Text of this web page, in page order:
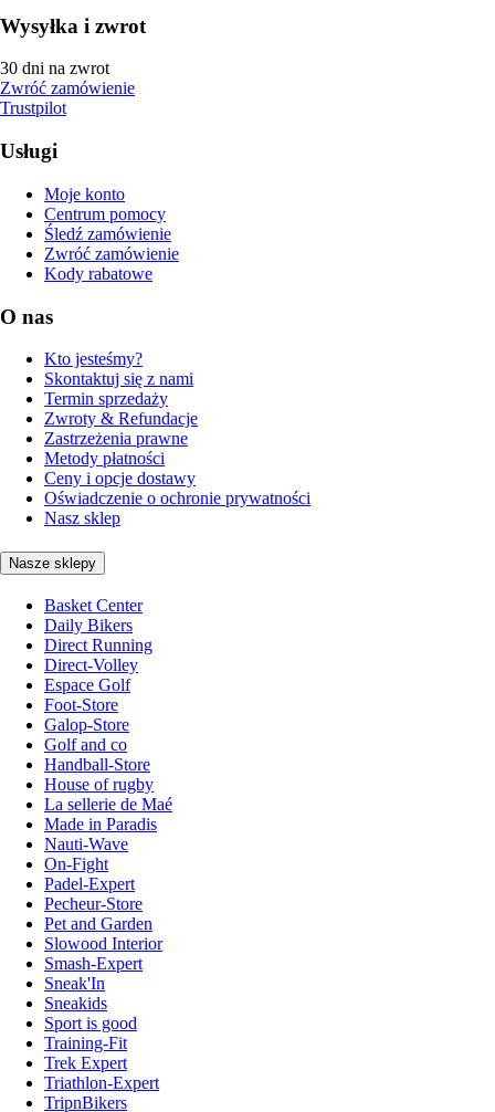
Wysyłka i zwrot
30 dni na zwrot
Zwróć zamówienie
Trustpilot
Usługi
Moje konto
Centrum pomocy
Śledź zamówienie
Zwróć zamówienie
Kody rabatowe
O nas
Kto jesteśmy?
Skontaktuj się z nami
Termin sprzedaży
Zwroty & Refundacje
Zastrzeżenia prawne
Metody płatności
Ceny i opcje dostawy
Oświadczenie o ochronie prywatności
Nasz sklep
Nasze sklepy
Basket Center
Daily Bikers
Direct Running
Direct-Volley
Espace Golf
Foot-Store
Galop-Store
Golf and co
Handball-Store
House of rugby
La sellerie de Maé
Made in Paradis
Nauti-Wave
On-Fight
Padel-Expert
Pecheur-Store
Pet and Garden
Slowood Interior
Smash-Expert
Sneak'In
Sneakids
Sport is good
Training-Fit
Trek Expert
Triathlon-Expert
TripnBikers